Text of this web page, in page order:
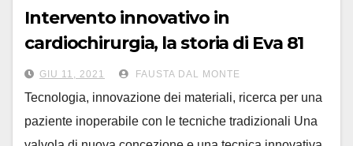
Intervento innovativo in
cardiochirurgia, la storia di Eva 81
anniGIU 11, 2021 FAUSTA DAL MONTE
Tecnologia, innovazione dei materiali, ricerca per una
paziente inoperabile con le tecniche tradizionali Una